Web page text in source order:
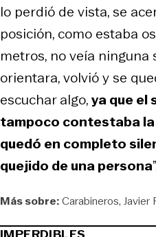
lo perdió de vista, se
posición, como estaba
metros, no veía ninguna
orientara, volvió y se
escuchar algo,ya que el
tampoco contestaba
quedó en completo
quejido de una persona
Más sobre:Carabineros Javier